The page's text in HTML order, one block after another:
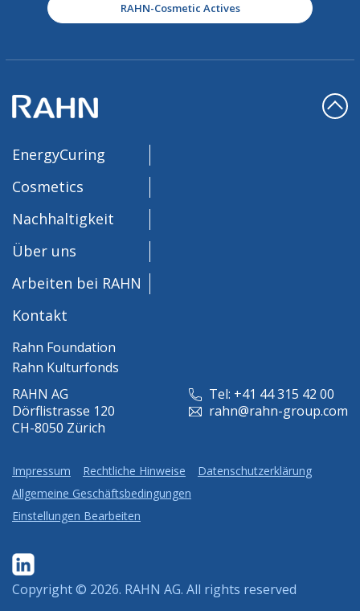
RAHN-Cosmetic Actives
RAHN AG
Dörflistrasse 120
CH-8050 Zürich
Tel: +41 44 315 42 00
rahn@rahn-group.com
EnergyCuring
Cosmetics
Nachhaltigkeit
Über uns
Arbeiten bei RAHN
Kontakt
Rahn Foundation
Rahn Kulturfonds
Impressum Rechtliche Hinweise
Datenschutzerklärung
Allgemeine Geschäftsbedingungen
Einstellungen Bearbeiten
Copyright © 2026. RAHN AG. All rights reserved